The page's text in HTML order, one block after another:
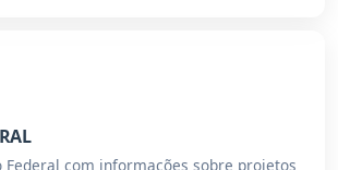
Federal com informações sobre projetos